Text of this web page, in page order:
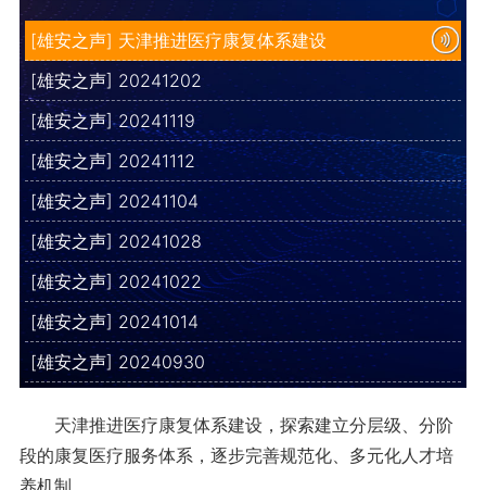
[雄安之声] 天津推进医疗康复体系建设
[雄安之声] 20241202
[雄安之声] 20241119
[雄安之声] 20241112
[雄安之声] 20241104
[雄安之声] 20241028
[雄安之声] 20241022
[雄安之声] 20241014
[雄安之声] 20240930
天津推进医疗康复体系建设，探索建立分层级、分阶
段的康复医疗服务体系，逐步完善规范化、多元化人才培
养机制。